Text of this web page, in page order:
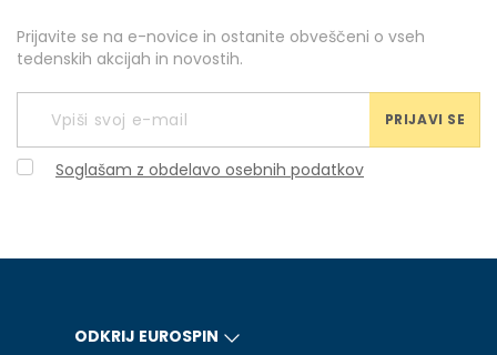
Prijavite se na e-novice in ostanite obveščeni o vseh
tedenskih akcijah in novostih.
PRIJAVI SE
Soglašam z obdelavo osebnih podatkov
ODKRIJ EUROSPIN